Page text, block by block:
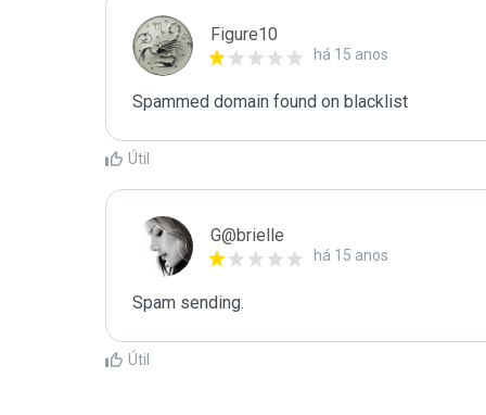
Figure10
há 15 anos
Spammed domain found on blacklist
Útil
G@brielle
há 15 anos
Spam sending.
Útil